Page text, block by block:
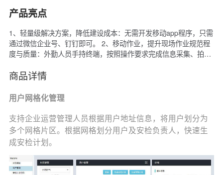
产品亮点
1、轻量级解决方案，降低建设成本：无需开发移动app程序，只需
通过微信企业号、钉钉即可。 2、移动作业，提升现场作业规范程
度与质量：外勤人员手持终端，按照操作要求完成信息采集、拍
无纸化作业，提升外勤效率，节省耗材成本：通过手机完成任务接
化作业，节省运营成本。4、数据实时传输，无需人工录入，节省
统，而无需人工录入，节省人力成本。 5、外勤全流程监控与跟
踪，提升管控水平：从任务生成、派工、现场处理、后续处理，实
现外勤全流程跟踪，提高外勤效率与质量。 6、助力企业O2O落
地：可帮助企业迅速实现线上下单，线下服务快速交付，盘活企业
内部资源，助力企业O2O落地。
商品详情
用户网格化管理
支持企业运营管理人员根据用户地址信息，将用户划分为
多个网格片区。根据网格划分用户及安检负责人，快速生
成安检计划。